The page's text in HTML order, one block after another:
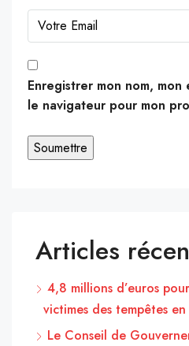
Enregistrer mon nom,
le navigateur pour mon
Articles
4,8 millions d’euros
victimes des tempêtes en
Le Conseil de